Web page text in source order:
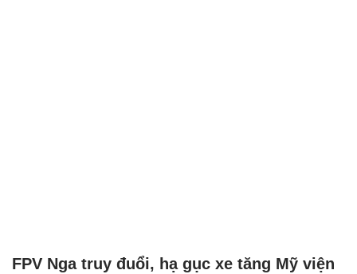
FPV Nga truy đuổi, hạ gục xe tăng Mỹ viện